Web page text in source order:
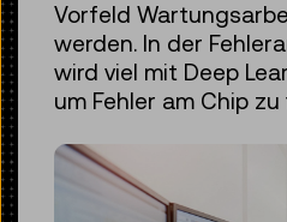
Vorfeld
werden. In der
wird viel mit Deep
um Fehler am Chip zu